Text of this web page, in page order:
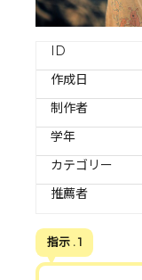
ID
作成日
制作者
学年
カテゴリー
推薦者
指示 . 1